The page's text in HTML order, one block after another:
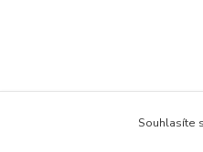
Souhlasíte